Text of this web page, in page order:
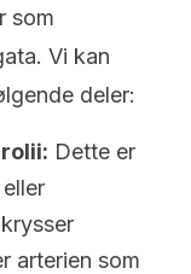
som
Vi kan
deler:
Dette er
arterien som